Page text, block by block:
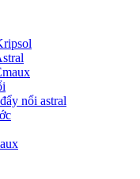
nổi astral